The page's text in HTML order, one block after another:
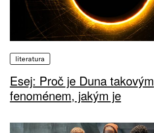
literatura
Esej: Proč je Duna takovým
fenoménem, jakým je